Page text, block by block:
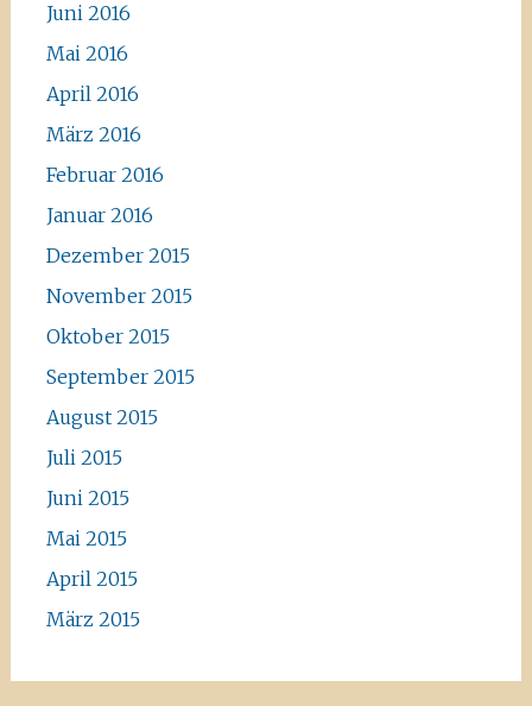
Juni 2016
Mai 2016
April 2016
März 2016
Februar 2016
Januar 2016
Dezember 2015
November 2015
Oktober 2015
September 2015
August 2015
Juli 2015
Juni 2015
Mai 2015
April 2015
März 2015